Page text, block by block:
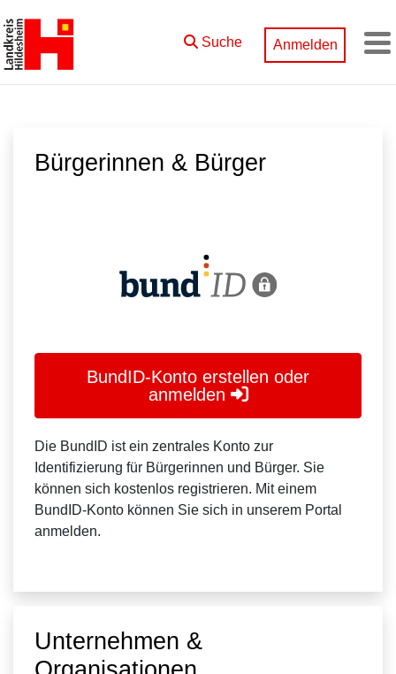
Zum Hauptinhalt springen
Suche Anmelden
Bürgerinnen & Bürger
BundID-Konto erstellen oder
anmelden
Die BundID ist ein zentrales Konto zur
Identifizierung für Bürgerinnen und Bürger. Sie
können sich kostenlos registrieren. Mit einem
BundID-Konto können Sie sich in unserem Portal
anmelden.
Unternehmen &